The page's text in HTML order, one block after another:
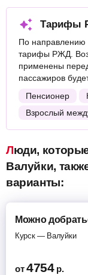
Тарифы
По направлению
тарифы РЖД.
применены
пассажиров
Пенсионер
Взрослый
Люди, которые искали поезда Курск —
Валуйки,
варианты:
Можно
Курск — Валуйки
от4754 р.